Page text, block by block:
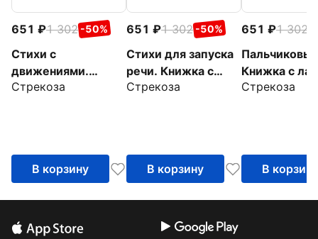
651 1 302 -50%
Стихи с
движениями.
Книжка с лапками
Стрекоза
В корзину
651 1 302 -50%
Стихи для запуска
речи. Книжка с
лапками
Стрекоза
В корзину
651 1 302
Книжка с
Стрекоза
В корзину